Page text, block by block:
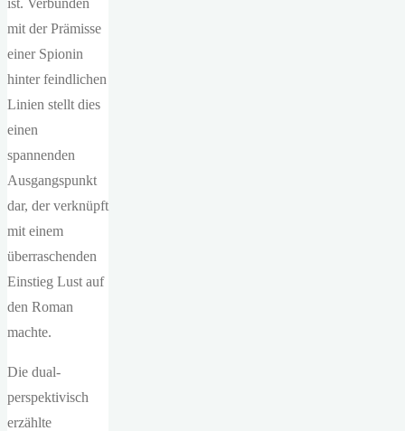
ist. Verbunden
mit der Prämisse
einer Spionin
hinter feindlichen
Linien stellt dies
einen
spannenden
Ausgangspunkt
dar, der verknüpft
mit einem
überraschenden
Einstieg Lust auf
den Roman
machte.
Die dual-
perspektivisch
erzählte